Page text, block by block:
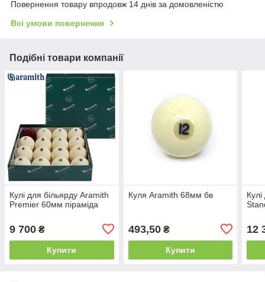
Повернення товару впродовж 14 днів за домовленістю
Всі умови повернення
Подібні товари компанії
Кулі для більярду Aramith
Premier 60мм піраміда
9 700 ₴
Купити
Куля Aramith 68мм бв
493,50₴
Купити
12